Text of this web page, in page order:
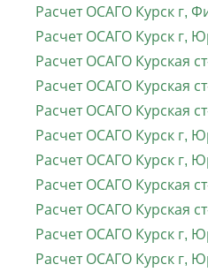
Расчет ОСАГО Курск г,
Расчет ОСАГО Курск г,
Расчет ОСАГО Курск г,
Расчет ОСАГО Курск г,
Расчет ОСАГО Курск г,
Расчет ОСАГО Курск г,